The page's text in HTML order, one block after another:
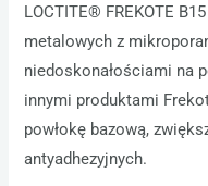
LOCTITE® FREKOTE
metalowych z
niedoskonałościami na
innymi produktami
powłokę bazową,
antyadhezyjnych.